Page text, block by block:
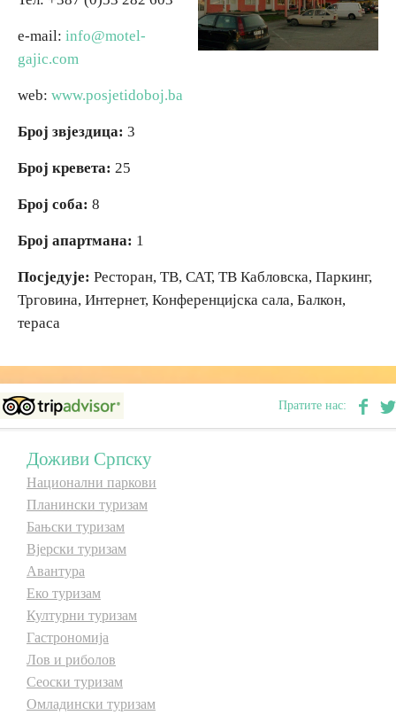
Авантура
Културни туризам
Гастрономија
Лов и риболов
Сеоски туризам
Омладински туризам
Дестинације
Списак дестинација
Мапа дестинација
Манифестације
Смјештај
Мултимедија
Фото
e-mail: info@motel-
gajic.com
web: www.posjetidoboj.ba
Број звјездица: 3
Број кревета: 25
Број соба: 8
Број апартмана: 1
Посједује: Ресторан, ТВ, САТ, ТВ Кабловска, Паркинг,
Трговина, Интернет, Конференцијска сала, Балкон,
тераса
Пратите нас:
Доживи Српску
Национални паркови
Планински туризам
Бањски туризам
Вјерски туризам
Авантура
Еко туризам
Културни туризам
Гастрономија
Лов и риболов
Сеоски туризам
Омладински туризам